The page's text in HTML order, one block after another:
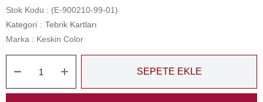
Stok Kodu
(E-900210-99-01)
Kategori : Tebrik Kartları
Marka : Keskin Color